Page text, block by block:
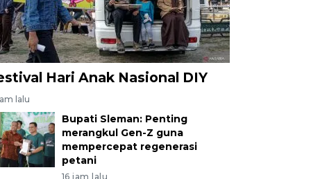
Hari Anak Nasional DIY
lalu
Bupati Sleman: Penting
merangkul Gen-Z guna
mempercepat regenerasi
petani
16 jam lalu